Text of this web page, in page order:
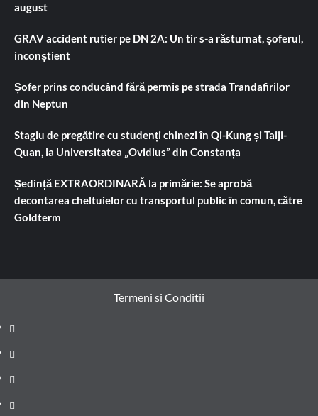
august
GRAV accident rutier pe DN 2A: Un tir s-a răsturnat, șoferul,
inconștient
Șofer prins conducând fără permis pe strada Trandafirilor
din Neptun
Stagiu de pregătire cu studenți chinezi în Qi-Kung și Taiji-
Quan, la Universitatea „Ovidius” din Constanța
Ședință EXTRAORDINARĂ la primărie: Se aprobă
decontarea cheltuielor cu transportul public în comun, către
Goldterm
Termeni si Conditii
Prima
pagină
Știri
de
ultima
Administrație
locală
Actualitate